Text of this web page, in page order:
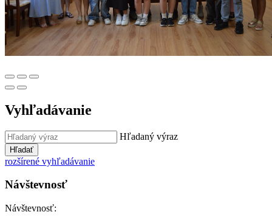
Vyhľadávanie
Hľadaný výraz
Hľadať
rozšírené vyhľadávanie
Návštevnosť
Návštevnosť: